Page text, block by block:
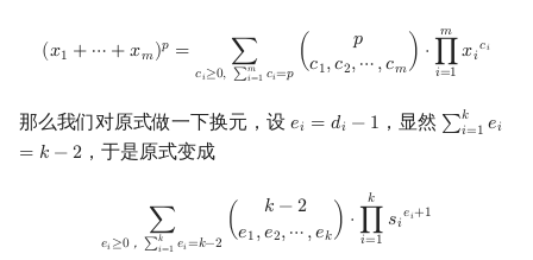
(𝑥1 + ⋯ +𝑥𝑚)𝑝 = ∑
𝑐𝑖≥0, ∑𝑚
𝑖=1 𝑐𝑖=𝑝
(
𝑝
𝑐1,𝑐2,⋯,𝑐𝑚
) ⋅
𝑚
∏
𝑖=1
𝑥𝑖
𝑐𝑖
x ∑ 1mc pc ,⋯ )⋅∏ =1m
那么我们对原式做一下换元，设 𝑒𝑖 = 𝑑𝑖 − 1
ei =d i−1 ，显然 ∑𝑘
𝑖=1 𝑒𝑖
= 𝑘 −2
∑i=1k ei=
，于是原式变成
∑
𝑒𝑖 ≥0， ∑𝑘
𝑖=1 𝑒𝑖=𝑘−2
( 𝑘 −2
𝑒1,𝑒2,⋯,𝑒𝑘
) ⋅
𝑘
∏
𝑖=1
𝑠𝑖
𝑒𝑖+1
i=1k 2( e 1,e 2 ,e )⋅∏i e